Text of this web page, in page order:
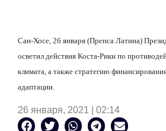
Сан-Хосе, 26 января (Пренса Латина)
осветил действия Коста-Рики по
климата, а также стратегию
адаптации.
26 января, 2021 | 02:14